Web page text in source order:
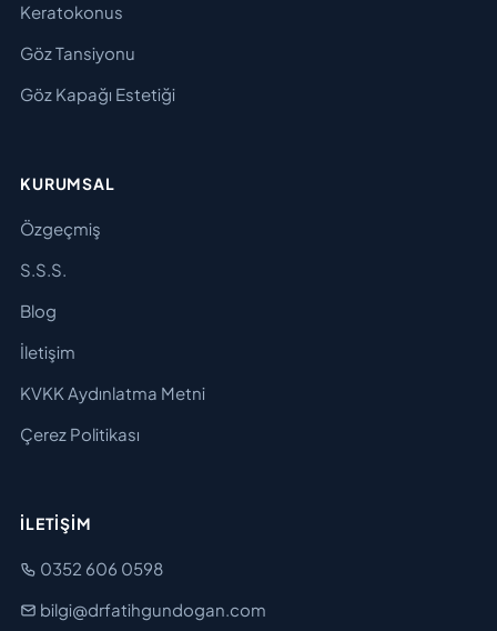
Keratokonus
Göz Tansiyonu
Göz Kapağı Estetiği
KURUMSAL
Özgeçmiş
S.S.S.
Blog
İletişim
KVKK Aydınlatma Metni
Çerez Politikası
İLETIŞIM
0352 606 0598
bilgi@drfatihgundogan.com